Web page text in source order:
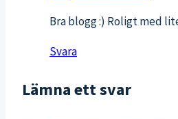
Bra blogg :) Roligt med
Svara
Lämna ett svar